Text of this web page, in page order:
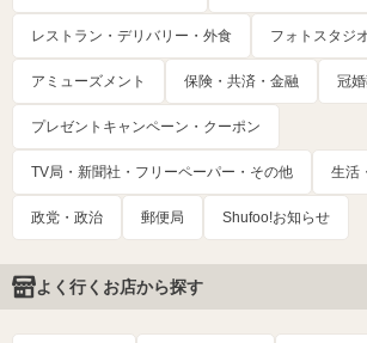
レストラン・デリバリー・外食 フォトスタジ
アミューズメント 保険・共済・金融 冠
プレゼントキャンペーン・クーポン
TV局・新聞社・フリーペーパー・その他 生活
政党・政治 郵便局 Shufoo!お知らせ
よく行くお店から探す